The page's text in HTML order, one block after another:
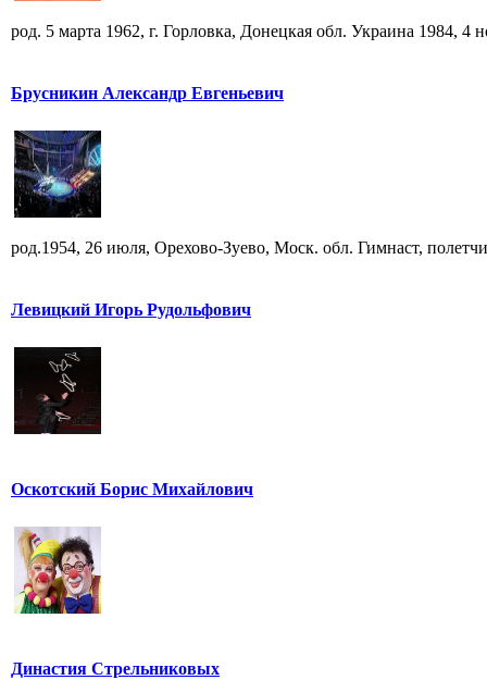
род. 5 марта 1962, г. Горловка, Донецкая обл. Украина 1984, 4
Брусникин Александр Евгеньевич
род.1954, 26 июля, Орехово-Зуево, Моск. обл. Гимнаст,
Левицкий Игорь Рудольфович
Оскотский Борис Михайлович
Династия Стрельниковых